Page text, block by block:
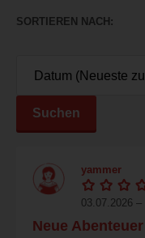
SORTIEREN NACH
Suchen
yammer
03.07.2026 –
Neue